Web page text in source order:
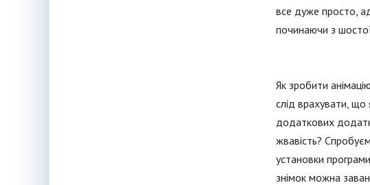
все дуже просто,
починаючи з
Як зробити
слід врахувати,
додаткових
жвавість?
установки
знімок можна